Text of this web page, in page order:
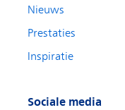
Nieuws
Prestaties
Inspiratie
Sociale media